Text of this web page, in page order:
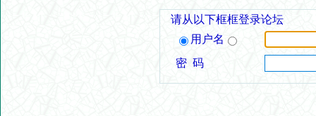
请从以下框框登录论坛
用户名
密 码